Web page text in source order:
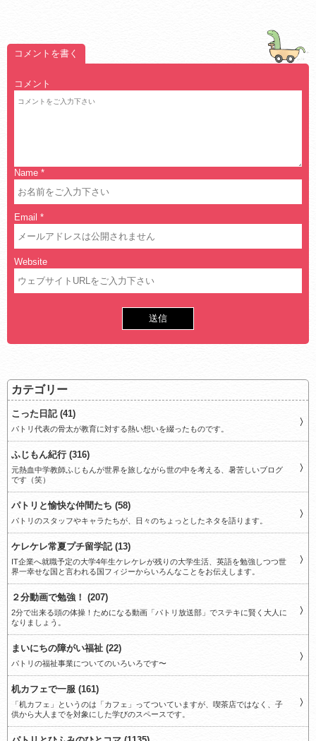
コメントを書く
コメント
Name *
Email *
Website
カテゴリー
こった日記 (41)
パトリ代表の骨太が教育に対する熱い想いを綴ったものです。
ふじもん紀行 (316)
元熱血中学教師ふじもんが世界を旅しながら世の中を考える、暑苦しいブログ
です（笑）
パトリと愉快な仲間たち (58)
パトリのスタッフやキャラたちが、日々のちょっとしたネタを語ります。
ケレケレ常夏プチ留学記 (13)
IT企業へ就職予定の大学4年生ケレケレが残りの大学生活、英語を勉強しつつ世
界一幸せな国と言われる国フィジーからいろんなことをお伝えします。
２分動画で勉強！ (207)
2分で出来る頭の体操！ためになる動画「パトリ放送部」でステキに賢く大人に
なりましょう。
まいにちの障がい福祉 (22)
パトリの福祉事業についてのいろいろです〜
机カフェで一服 (161)
「机カフェ」というのは「カフェ」ってついていますが、喫茶店ではなく、子
供から大人までを対象にした学びのスペースです。